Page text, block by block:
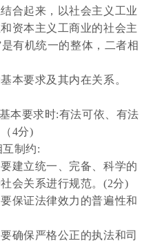
合起来，以社会主义工业
资本主义工商业的社会主
是有机统一的整体，二者相
本要求及其内在关系。
本要求时:有法可依、有法
（4分)
制约:
建立统一、完备、科学的
会关系进行规范。 (2分)
保证法律效力的普遍性和
确保严格公正的执法和司